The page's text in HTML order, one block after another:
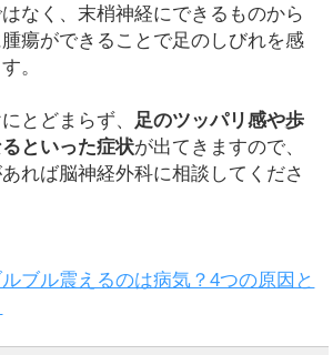
なく、末梢神経にできるものから
瘍ができることで足のしびれを感
。
とどまらず、 足のツッパリ感や歩
といった症状が出てきますので、
れば脳神経外科に相談してくださ
ブル震えるのは病気？4つの原因と